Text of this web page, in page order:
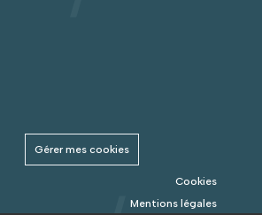
Gérer mes cookies
Cookies
Mentions légales